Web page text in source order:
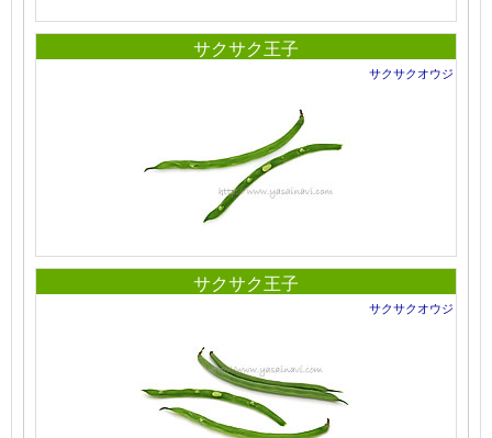
サクサク王子
サクサクオウジ
サクサク王子
サクサクオウジ